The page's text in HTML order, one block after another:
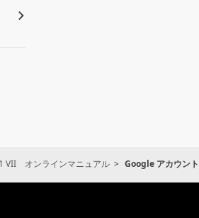
VII オンラインマニュアル Google アカウン